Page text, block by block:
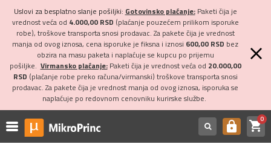
Uslovi za besplatno slanje pošiljki: Gotovinsko plaćanje:Paketi čija je
vrednost veća od 4.000,00 RSD (plaćanje pouzećem prilikom isporuke
robe), troškove transporta snosi prodavac. Za pakete čija je vrednost
manja od ovog iznosa, cena isporuke je fiksna i iznosi 600,00 RSD bez
obzira na masu paketa i naplaćuje se kupcu po prijemu
pošiljke. Virmansko plaćanje:Paketi čija je vrednost veća od 20.000,00
RSD (plaćanje robe preko računa/virmanski) troškove transporta snosi
prodavac. Za pakete čija je vrednost manja od ovog iznosa, isporuka se
naplaćuje po redovnom cenovniku kurirske službe.
https shopping_cart0